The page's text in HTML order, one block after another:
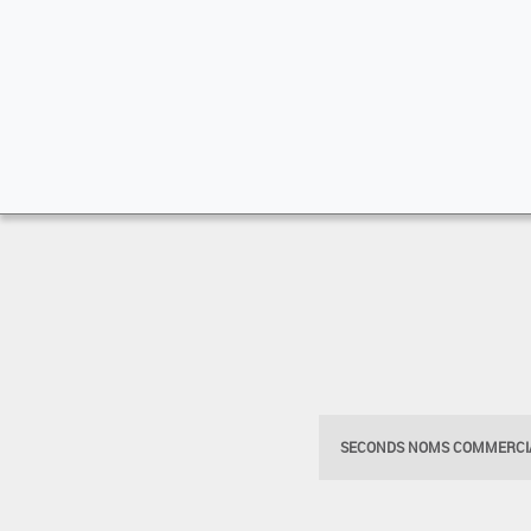
SECONDS NOMS